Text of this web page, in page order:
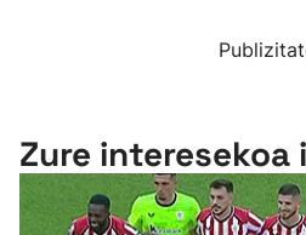
Zure interesekoa